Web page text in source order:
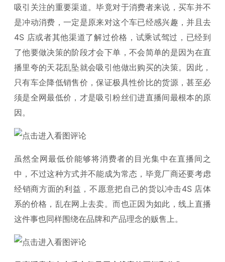
吸引关注的重要渠道。毕竟对于消费者来说，买车并不
是冲动消费，一定是原来对这个车已经感兴趣，并且去
4S 店或者其他渠道了解过价格，试乘试驾过，已经到
了他要做决策的阶段才会下单，不会简单的是因为在直
播里夸的天花乱坠就会吸引他做出购买的决策。因此，
只有车企降低销售价，保证极具性价比的货源，甚至必
须是全网最低价，才是吸引粉丝们进直播间最根本的原
因。
虽然全网最低价能够将消费者的目光集中在直播间之
中，不过这种方式并不能成为常态，毕竟厂商还要考虑
经销商方面的利益，不愿意把自己的货以冲击4S 店体
系的价格，乱在网上去卖。而也正因为如此，线上直播
这件事也同样围绕在品牌和产品理念的贩售上。